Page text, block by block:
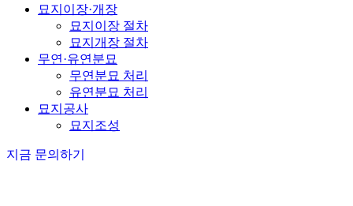
묘지이장·개장
묘지이장 절차
묘지개장 절차
무연·유연분묘
무연분묘 처리
유연분묘 처리
묘지공사
묘지조성
지금 문의하기